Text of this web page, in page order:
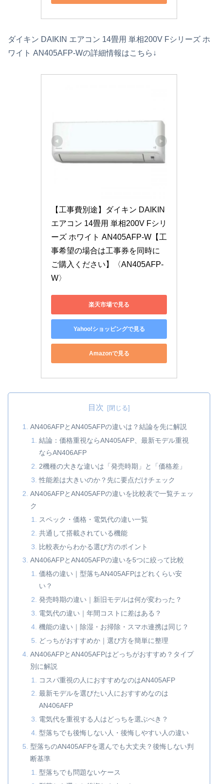
ダイキン DAIKIN エアコン 14畳用 単相200V Fシリーズ ホ
ワイト AN405AFP-Wの詳細情報はこちら↓
【工事費別途】ダイキン DAIKIN
エアコン 14畳用 単相200V Fシリ
ーズ ホワイト AN405AFP-W【工
事希望の場合は工事券を同時に
ご購入ください】〈AN405AFP-
W〉
楽天市場で見る
Yahoo!ショッピングで見る
Amazonで見る
目次
AN406AFPとAN405AFPの違いは？結論を先に解説
結論：価格重視ならAN405AFP、最新モデル重視
ならAN406AFP
2機種の大きな違いは「発売時期」と「価格差」
性能差は大きいのか？先に要点だけチェック
AN406AFPとAN405AFPの違いを比較表で一覧チェッ
ク
スペック・価格・電気代の違い一覧
共通して搭載されている機能
比較表からわかる選び方のポイント
AN406AFPとAN405AFPの違いを5つに絞って比較
価格の違い｜型落ちAN405AFPはどれくらい安
い？
発売時期の違い｜新旧モデルは何が変わった？
電気代の違い｜年間コストに差はある？
機能の違い｜除湿・お掃除・スマホ連携は同じ？
どっちがおすすめか｜選び方を簡単に整理
AN406AFPとAN405AFPはどっちがおすすめ？タイプ
別に解説
コスパ重視の人におすすめなのはAN405AFP
最新モデルを選びたい人におすすめなのは
AN406AFP
電気代を重視する人はどっちを選ぶべき？
型落ちでも後悔しない人・後悔しやすい人の違い
型落ちのAN405AFPを選んでも大丈夫？後悔しない判
断基準
型落ちでも問題ないケース